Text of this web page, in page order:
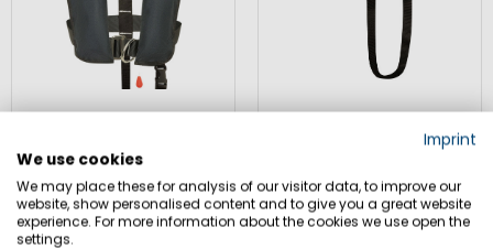
SICHERUNGSLEINE
JUNIOR RETTUNGSWESTE
Imprint
We use cookies
We may place these for analysis of our visitor data, to improve our
website, show personalised content and to give you a great website
experience. For more information about the cookies we use open the
settings.